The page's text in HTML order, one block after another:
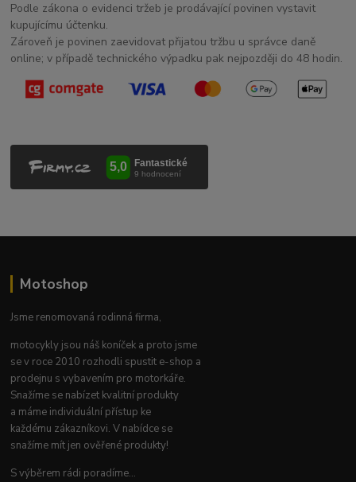
Podle zákona o evidenci tržeb je prodávající povinen vystavit
kupujícímu účtenku.
Zároveň je povinen zaevidovat přijatou tržbu u správce daně
online; v případě technického výpadku pak nejpozději do 48 hodin.
Motoshop
Jsme renomovaná rodinná firma,
motocykly jsou náš koníček a proto jsme
se v roce 2010 rozhodli spustit e-shop a
prodejnu s vybavením pro motorkáře.
Snažíme se nabízet kvalitní produkty
a máme individuální přístup ke
každému zákazníkovi. V nabídce se
snažíme mít jen ověřené produkty!
S výběrem rádi poradíme...